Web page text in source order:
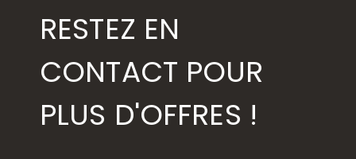
RESTEZ EN
CONTACT POUR
PLUS D'OFFRES !